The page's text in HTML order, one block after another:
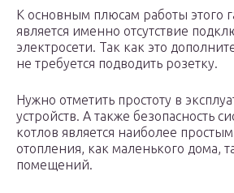
К основным плюсам работы этого
является именно отсутствие
электросети. Так как это
не требуется подводить розетку.
Нужно отметить простоту в
устройств. А также безопасность
котлов является наиболее
отопления, как маленького дома,
помещений.